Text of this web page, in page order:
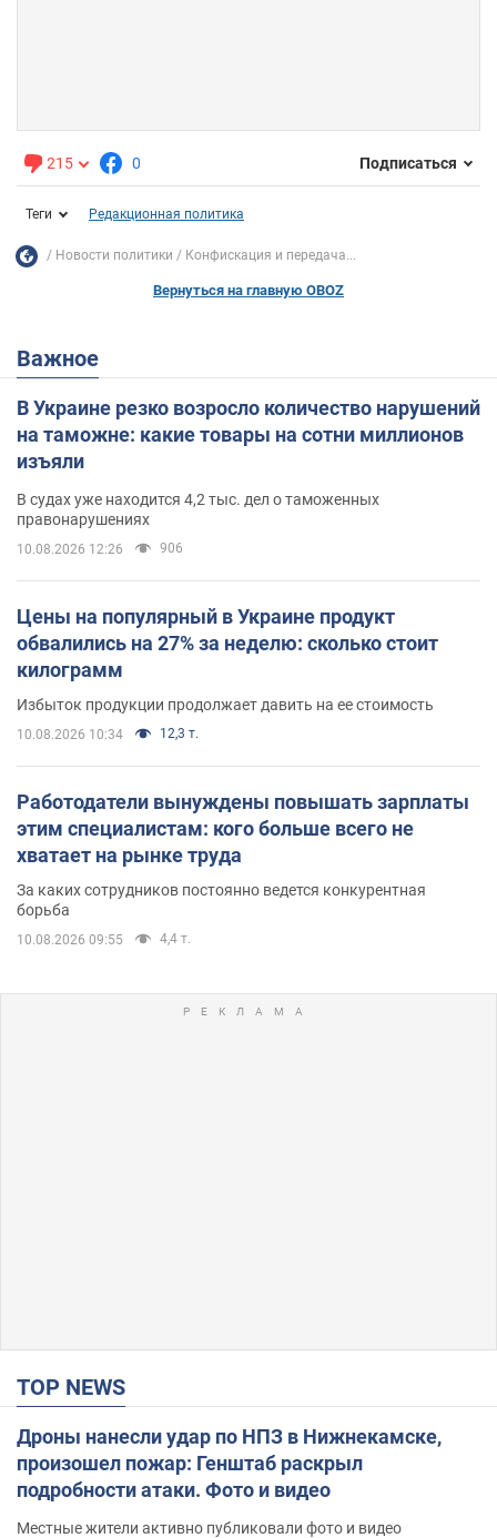
215 0 Подписаться
Теги Редакционная политика
Новости политики Конфискация и передача...
Вернуться на главную OBOZ
Важное
В Украине резко возросло количество нарушений
на таможне: какие товары на сотни миллионов
изъяли
В судах уже находится 4,2 тыс. дел о таможенных
правонарушениях
10.08.2026 12:26 906
Цены на популярный в Украине продукт
обвалились на 27% за неделю: сколько стоит
килограмм
Избыток продукции продолжает давить на ее стоимость
10.08.2026 10:34 12,3 т.
Работодатели вынуждены повышать зарплаты
этим специалистам: кого больше всего не
хватает на рынке труда
За каких сотрудников постоянно ведется конкурентная
борьба
10.08.2026 09:55 4,4 т.
TOP NEWS
Дроны нанесли удар по НПЗ в Нижнекамске,
произошел пожар: Генштаб раскрыл
подробности атаки. Фото и видео
Местные жители активно публиковали фото и видео